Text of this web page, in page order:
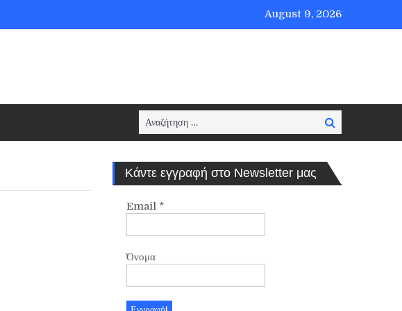
August 9, 2026
Search
for:
Search
Κάντε εγγραφή στο Newsletter μας
Email *
Όνομα